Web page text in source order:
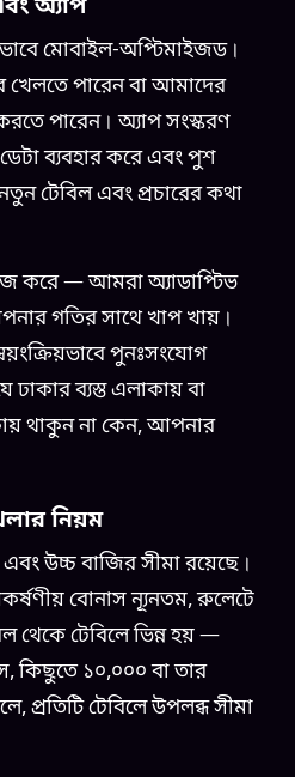
অ্যাপ
মোবাইল-অপ্টিমাইজড।
খেলতে পারেন বা আমাদের
পারেন। অ্যাপ সংস্করণ
ব্যবহার করে এবং পুশ
টেবিল এবং প্রচারের কথা
করে — আমরা অ্যাডাপ্টিভ
গতির সাথে খাপ খায়।
পুনঃসংযোগ
ঢাকার ব্যস্ত এলাকায় বা
থাকুন না কেন, আপনার
নিয়ম
এবং উচ্চ বাজির সীমা রয়েছে।
বোনাস ন্যূনতম, রুলেটে
থেকে টেবিলে ভিন্ন হয় —
কিছুতে ১০,০০০ বা তার
টেবিলে উপলব্ধ সীমা